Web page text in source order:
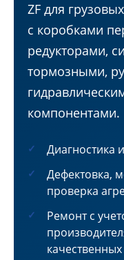
ZF для
с коробками
редукторами,
тормозными,
компонентами.
Диагностика
Дефектовка,
проверка
Ремонт с